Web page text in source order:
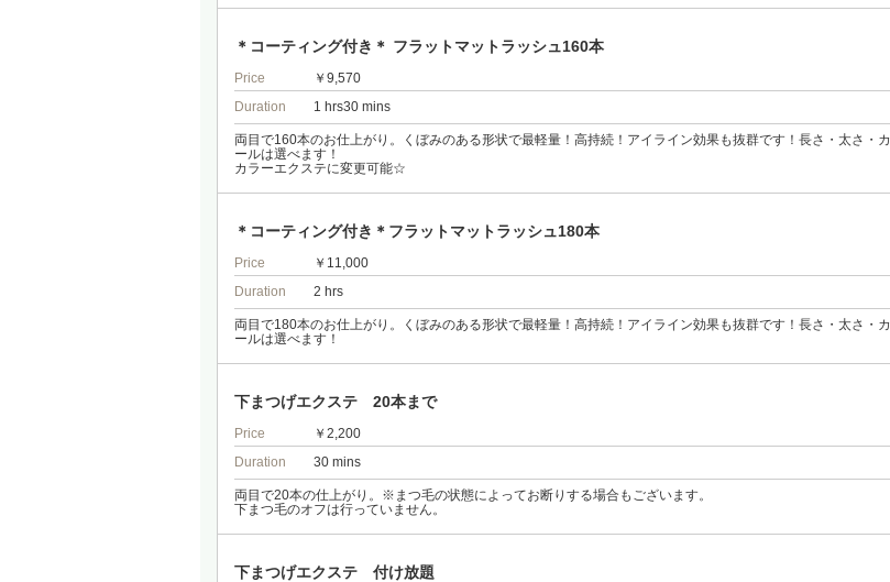
＊コーティング付き＊ フラットマットラッシュ160本
Price
￥9,570
Duration
1 hrs30 mins
両目で160本のお仕上がり。くぼみのある形状で最軽量！高持続！アイライン効果も抜群です！長さ・太さ・カ
ールは選べます！
カラーエクステに変更可能☆
＊コーティング付き＊フラットマットラッシュ180本
Price
￥11,000
Duration
2 hrs
両目で180本のお仕上がり。くぼみのある形状で最軽量！高持続！アイライン効果も抜群です！長さ・太さ・カ
ールは選べます！
下まつげエクステ 20本まで
Price
￥2,200
Duration
30 mins
両目で20本の仕上がり。※まつ毛の状態によってお断りする場合もございます。
下まつ毛のオフは行っていません。
下まつげエクステ 付け放題